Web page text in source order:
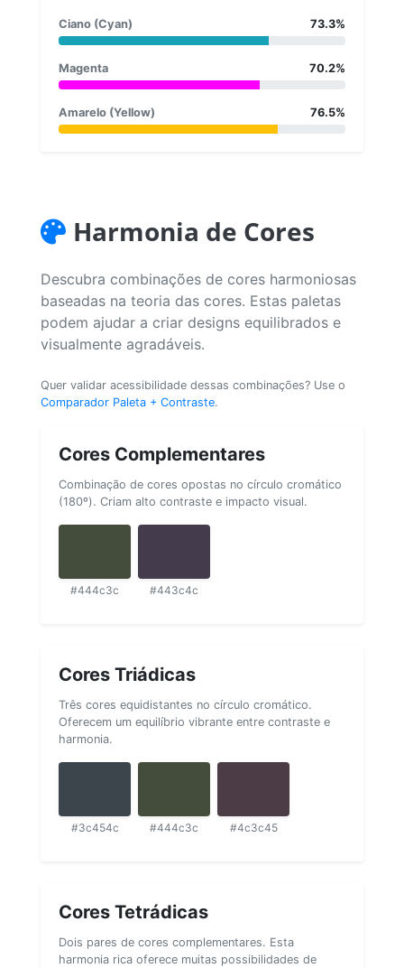
Ciano (Cyan) 73.3%
Magenta 70.2%
Amarelo (Yellow) 76.5%
Harmonia de Cores
Descubra combinações de cores harmoniosas
baseadas na teoria das cores. Estas paletas
podem ajudar a criar designs equilibrados e
visualmente agradáveis.
Quer validar acessibilidade dessas combinações? Use o
Comparador Paleta + Contraste.
Cores Complementares
Combinação de cores opostas no círculo cromático
(180º). Criam alto contraste e impacto visual.
#444c3c #443c4c
Cores Triádicas
Três cores equidistantes no círculo cromático.
Oferecem um equilíbrio vibrante entre contraste e
harmonia.
#3c454c #444c3c #4c3c45
Cores Tetrádicas
Dois pares de cores complementares. Esta
harmonia rica oferece muitas possibilidades de